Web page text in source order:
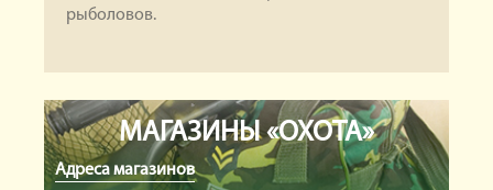
рыболовов.
МАГАЗИНЫ «ОХОТА»
Адреса магазинов